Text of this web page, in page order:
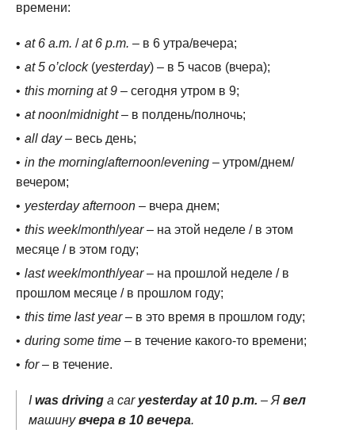
времени:
at 6 a.m. /at 6 p.m. – в 6 утра/вечера;
at 5 o’clock(yesterday) – в 5 часов (вчера);
this morning at 9 – сегодня утром в 9;
at noon/midnight– в полдень/полночь;
all day– весь день;
in the morning/afternoon/evening – утром/днем/
вечером;
yesterday afternoon – вчера днем;
this week/month/year– на этой неделе / в этом
месяце / в этом году;
last week/month/year– на прошлой неделе / в
прошлом месяце / в прошлом году;
this time last year– в это время в прошлом году;
during some time – в течение какого-то времени;
for– в течение.
Iwas driving a car yesterday at 10 p.m. – Я вел
машинувчера в 10 вечера.